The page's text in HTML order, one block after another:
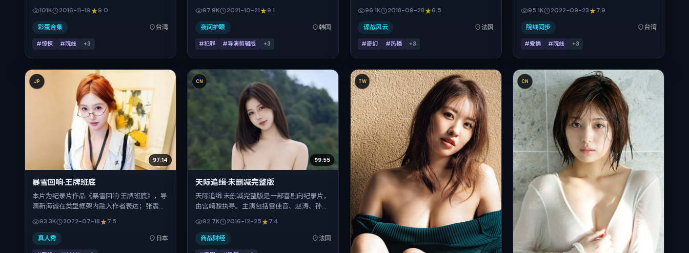
故事类型为惊悚，主拍摄地与出品背景为中国
台湾。上映时间 2016年11月19日（公映登记日
101K 2016-11-19 9.0
彩蛋合集 台湾
#惊悚 #院线 +3
紫、古天乐的表演层次丰富。影片定于 2021-
10-21 起陆续登陆院线与网络平台，国庆档前
97.9K 2021-10-21 9.1
夜间护眼 韩国
#犯罪 #导演剪辑版 +3
辉、朱一龙、咏梅的对手戏为看点之一。上映
时间：2018-09-28；片长169分钟；适合关注
96.1K 2018-09-28 6.5
谍战风云 法国
#奇幻 #热播 +3
行，2022年国庆档前后与观众见面，首映日
期 2022-09-23，正片时长170分钟。
95.1K 2022-09-23 7.9
院线同步 台湾
#爱情 #院线 +3
JP
97:14
暴雪回响·王牌班底
本片为纪录片作品《暴雪回响·王牌班底》，导
演新海诚在类型框架内融入作者表达；张震、
片中承担多重关系线。故事类型为冒险，主拍
摄地与出品背景为日本。上映时间 2022年7月
93.3K 2022-07-18 7.5
真人秀 日本
CN
99:55
天际追缉·未删减完整版
天际追缉·未删减完整版是一部喜剧向纪录片，
由宫崎骏执导。主演包括雷佳音、赵涛、孙艺
行，2016年贺岁档前后与观众见面，首映日期
2016-12-25，正片时长131分钟。
92.7K 2016-12-25 7.4
商战财经 法国
TW CN